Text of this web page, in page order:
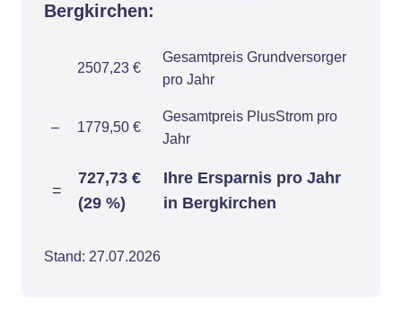
Bergkirchen:
2507,23 €
Gesamtpreis Grundversorger
pro Jahr
– 1779,50 €
Gesamtpreis PlusStrom pro
Jahr
=
727,73 €
(29 %)
Ihre Ersparnis pro Jahr
in Bergkirchen
Stand: 27.07.2026